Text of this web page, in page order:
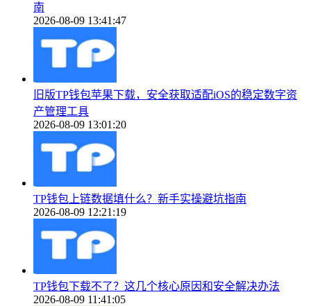
南
2026-08-09 13:41:47
旧版TP钱包苹果下载，安全获取适配iOS的稳定数字资
产管理工具
2026-08-09 13:01:20
TP钱包上链数据填什么？新手实操避坑指南
2026-08-09 12:21:19
TP钱包下载不了？这几个核心原因和安全解决办法
2026-08-09 11:41:05